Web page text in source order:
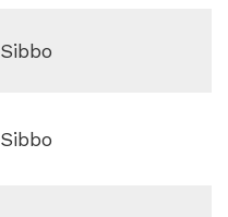
Sibbo
Sibbo